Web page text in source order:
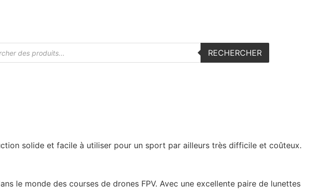
RECHERCHER
solide et facile à utiliser pour un sport par ailleurs très difficile et coûteux.
le monde des courses de drones FPV. Avec une excellente paire de lunettes